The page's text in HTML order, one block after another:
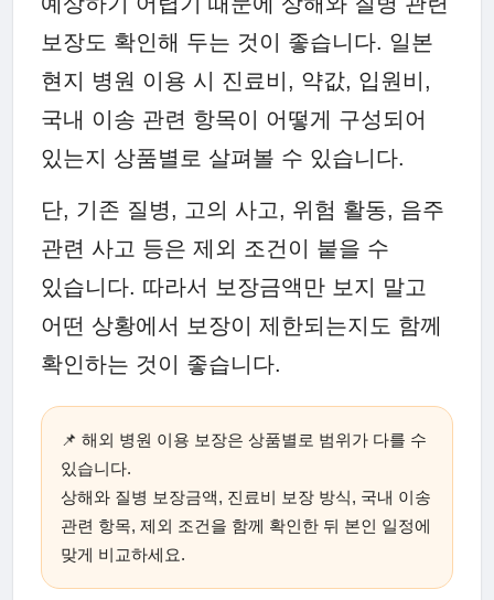
보장도 확인해 두는 것이 좋습니다. 일본
현지 병원 이용 시 진료비, 약값, 입원비,
국내 이송 관련 항목이 어떻게 구성되어
있는지 상품별로 살펴볼 수 있습니다.
단, 기존 질병, 고의 사고, 위험 활동, 음주
관련 사고 등은 제외 조건이 붙을 수
있습니다. 따라서 보장금액만 보지 말고
어떤 상황에서 보장이 제한되는지도 함께
확인하는 것이 좋습니다.
📌 해외 병원 이용 보장은 상품별로 범위가 다를 수
있습니다.
상해와 질병 보장금액, 진료비 보장 방식, 국내 이송
관련 항목, 제외 조건을 함께 확인한 뒤 본인 일정에
맞게 비교하세요.